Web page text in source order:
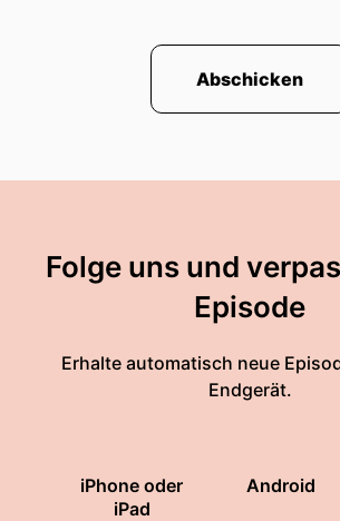
Abschicken
Folge uns und
Episode
Erhalte automatisch neue
Endgerät.
iPhone oder
iPad
Android